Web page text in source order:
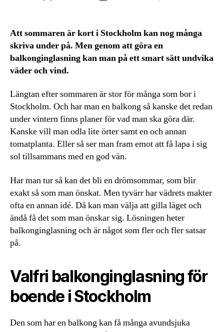
Att sommaren är kort i Stockholm kan nog många
skriva under på. Men genom att göra en
balkonginglasning kan man på ett smart sätt undvika
väder och vind.
Längtan efter sommaren är stor för många som bor i
Stockholm. Och har man en balkong så kanske det redan
under vintern finns planer för vad man ska göra där.
Kanske vill man odla lite örter samt en och annan
tomatplanta. Eller så ser man fram emot att få lapa i sig
sol tillsammans med en god vän.
Har man tur så kan det bli en drömsommar, som blir
exakt så som man önskat. Men tyvärr har vädrets makter
ofta en annan idé. Då kan man välja att gilla läget och
ändå få det som man önskar sig. Lösningen heter
balkonginglasning och är något som fler och fler satsar
på.
Valfri balkonginglasning för
boende i Stockholm
Den som har en balkong kan få många avundsjuka